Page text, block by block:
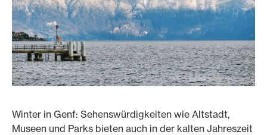
Winter in Genf: Sehenswürdigkeiten wie Altstadt,
Museen und Parks bieten auch in der kalten Jahreszeit